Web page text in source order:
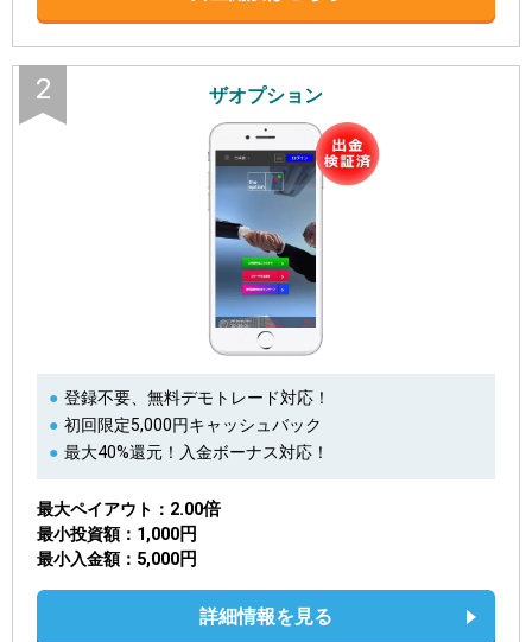
2 ザオプション
登録不要、無料デモトレード対応！
初回限定5,000円キャッシュバック
最大40%還元！入金ボーナス対応！
最大ペイアウト 2.00倍
最小投資額 1,000円
最小入金額 5,000円
詳細情報を見る